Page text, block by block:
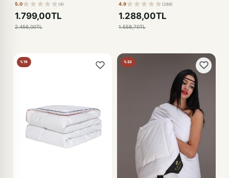
5.0 (4)
1.799,00TL
2.456,00TL
4.9 (268)
1.288,00TL
1.558,70TL
%19 %23